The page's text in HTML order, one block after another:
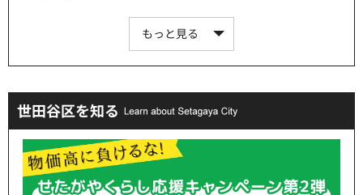
もっと見る
世田谷区を知る